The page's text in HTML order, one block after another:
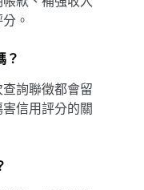
。
？
詢聯徵都會留
信用評分的關